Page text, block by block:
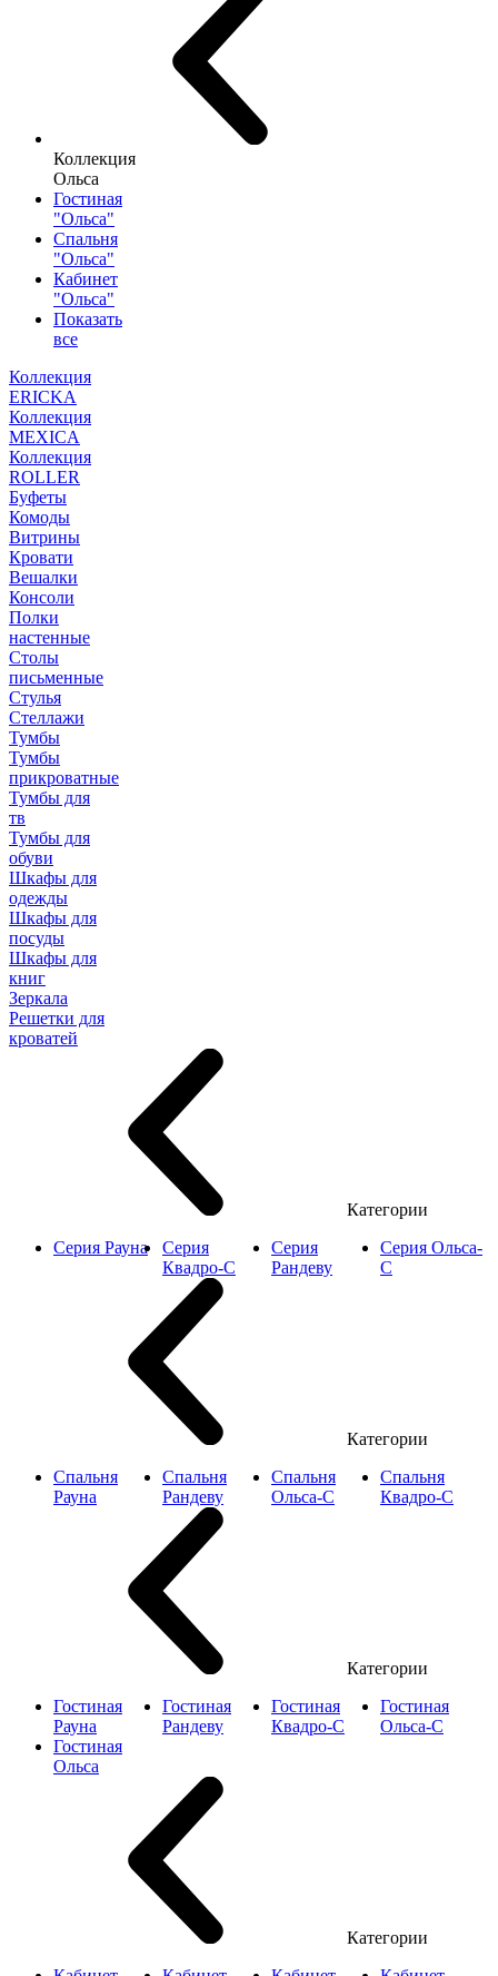
Коллекция
Ольса
Гостиная
"Ольса"
Спальня
"Ольса"
Кабинет
"Ольса"
Показать
все
Коллекция
ERICKA
Коллекция
MEXICA
Коллекция
ROLLER
Буфеты
Комоды
Витрины
Кровати
Вешалки
Консоли
Полки
настенные
Столы
письменные
Стулья
Стеллажи
Тумбы
Тумбы
прикроватные
Тумбы для
тв
Тумбы для
обуви
Шкафы для
одежды
Шкафы для
посуды
Шкафы для
книг
Зеркала
Решетки для
кроватей
Категории
Серия Рауна
Серия
Квадро-С
Серия
Рандеву
Серия Ольса-
С
Категории
Спальня
Рауна
Спальня
Рандеву
Спальня
Ольса-С
Спальня
Квадро-С
Категории
Гостиная
Рауна
Гостиная
Рандеву
Гостиная
Квадро-С
Гостиная
Ольса-С
Гостиная
Ольса
Категории